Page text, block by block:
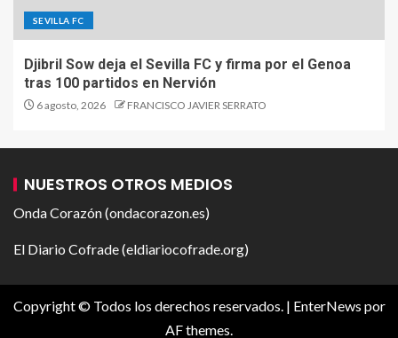
SEVILLA FC
Djibril Sow deja el Sevilla FC y firma por el Genoa
tras 100 partidos en Nervión
6 agosto, 2026 FRANCISCO JAVIER SERRATO
NUESTROS OTROS MEDIOS
Onda Corazón (ondacorazon.es)
El Diario Cofrade (eldiariocofrade.org)
Copyright © Todos los derechos reservados. | EnterNews por
AF themes.